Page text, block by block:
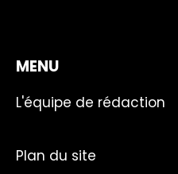
MENU
L'équipe de rédaction
Plan du site